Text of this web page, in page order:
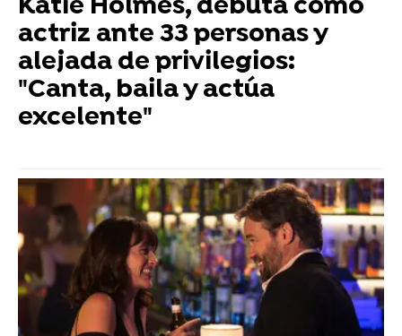
Katie Holmes, debuta como
actriz ante 33 personas y
alejada de privilegios:
"Canta, baila y actúa
excelente"